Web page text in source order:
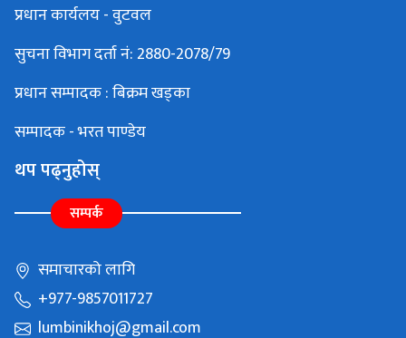
प्रधान कार्यलय - वुटवल
सुचना विभाग दर्ता नं: 2880-2078/79
प्रधान सम्पादक : बिक्रम खड्का
सम्पादक - भरत पाण्डेय
थप पढ्नुहोस्
सम्पर्क
समाचारको लागि
+977-9857011727
lumbinikhoj@gmail.com